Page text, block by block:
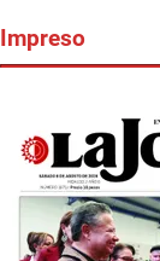
Impreso